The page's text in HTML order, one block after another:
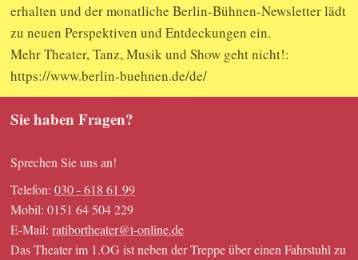
erhalten und der monatliche Berlin-Bühnen-Newsletter lädt
zu neuen Perspektiven und Entdeckungen ein.
Mehr Theater, Tanz, Musik und Show geht nicht!:
https://www.berlin-buehnen.de/de/
Sie haben Fragen?
Sprechen Sie uns an!
Telefon: 030 - 618 61 99
Mobil: 0151 64 504 229
E-Mail: ratibortheater@t-online.de
Das Theater im 1.OG ist neben der Treppe über einen Fahrstuhl zu